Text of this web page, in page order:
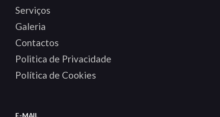
Serviços
Galeria
Contactos
Politica de Privacidade
Política de Cookies
E-MAIL